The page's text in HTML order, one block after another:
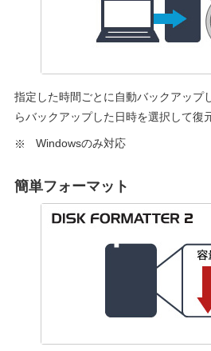
指定した時間ごとに自動バックアップ
らバックアップした日時を選択して復
Windowsのみ対応
簡単フォーマット